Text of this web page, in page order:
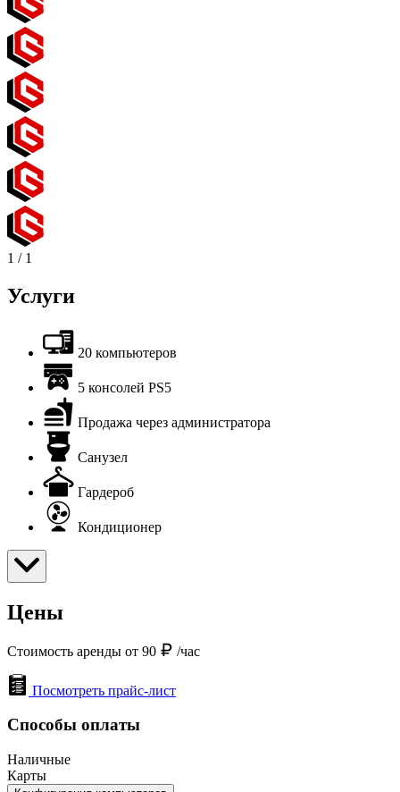
1 / 1
Услуги
20 компьютеров
5 консолей PS5
Продажа через администратора
Санузел
Гардероб
Кондиционер
Цены
Стоимость аренды от 90 /час
Посмотреть прайс-лист
Способы оплаты
Наличные
Карты